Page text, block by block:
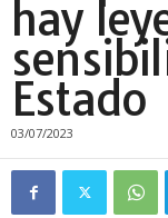
hay
Estado
03/07/2023